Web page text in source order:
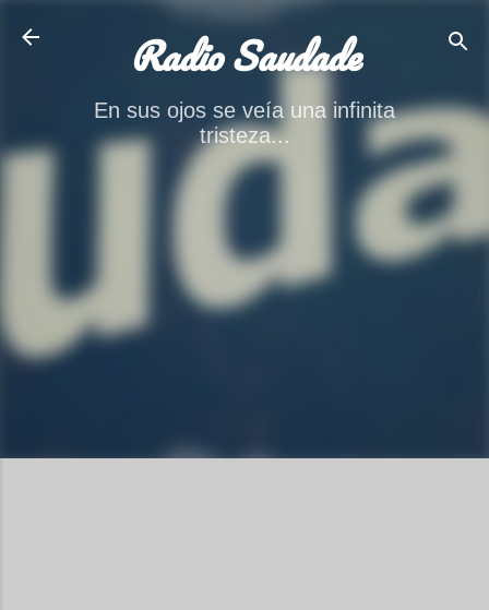
Radio Saudade
En sus ojos se veía una infinita
tristeza...